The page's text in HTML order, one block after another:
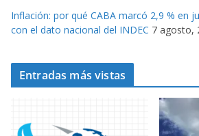
Inflación: por qué CABA marcó 2,9 % en
con el dato nacional del INDEC 7 agosto,
Entradas más vistas